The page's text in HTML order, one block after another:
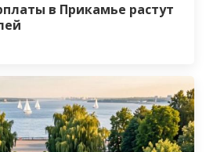
в Прикамье растут